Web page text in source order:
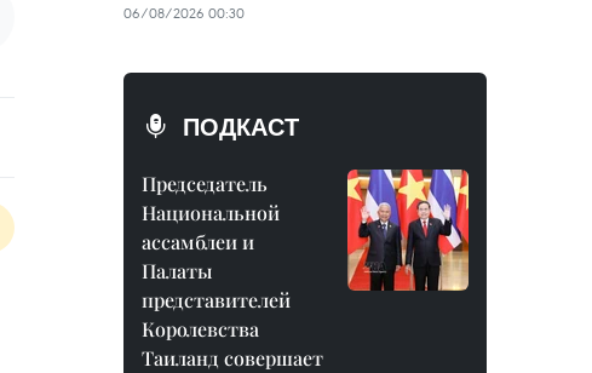
06/08/2026 00:30
ПОДКАСТ
Председатель
Национальной
ассамблеи и
Палаты
представителей
Королевства
Таиланд совершает